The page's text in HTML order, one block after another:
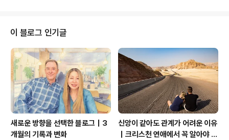
까?”사람은 사랑을 느낄 때 상대의 행동을 통해 자신의 가
치를 확인하려는 경향이 있다.그래서 데이트 비용 문제는
돈 자체보다 관계 안에서 내가 존중받고 있는지에 대한 감
정과 연결되기 쉽다.결국 우리가 궁금한 것은 지출의 크기
가 아니라, 상대가 나를 대하는 마음의 방향이다.하지만 상
대가 데이트 비용을 부담하지 않는..
이 블로그 인기글
새로운 방향을 선택한 블로그｜3
개월의 기록과 변화
신앙이 같아도 관계가 어려운 이유
｜크리스천 연애에서 꼭 알아야 할